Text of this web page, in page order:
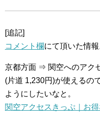
[追記]
コメント欄にて頂いた情報
京都方面 ⇒ 関空へのアク
(片道 1,230円)が使えるの
ようにしたいなと。
関空アクセスきっぷ｜お